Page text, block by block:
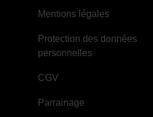
Mentions légales
Protection des données
personnelles
CGV
Parrainage